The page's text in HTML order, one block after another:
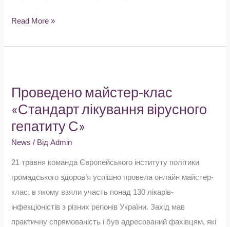
Read More »
Проведено майстер-клас
«Стандарт лікування вірусного
гепатиту С»
News / ВідAdmin
21 травня команда Європейського інституту політики
громадського здоров’я успішно провела онлайн майстер-
клас, в якому взяли участь понад 130 лікарів-
інфекціоністів з різних регіонів України. Захід мав
практичну спрямованість і був адресований фахівцям, які
клас
«Стандарт
лікування
вірусного